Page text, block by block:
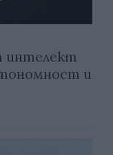
интелект
и